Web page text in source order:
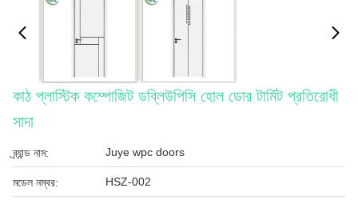
কাঠ প্লাস্টিক কম্পোজিট ডব্লিউপিসি হোল ডোর টার্মিট প্রতিরোধী
সাদা
ব্র্যান্ড নাম: Juye wpc doors
মডেল নম্বর: HSZ-002